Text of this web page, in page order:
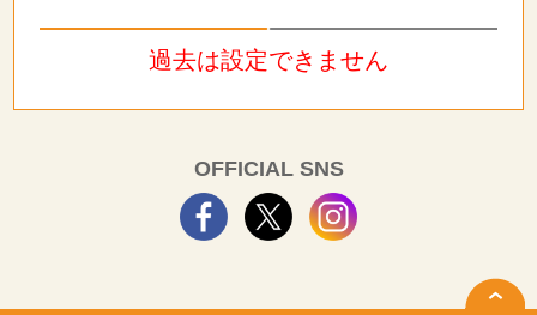
過去は設定できません
OFFICIAL SNS